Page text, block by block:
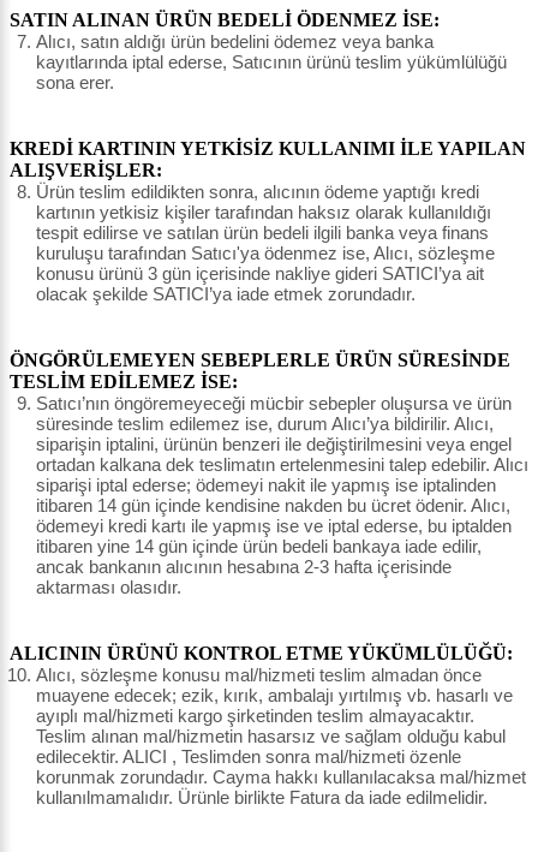
SATIN ALINAN ÜRÜN BEDELİ ÖDENMEZ İSE:
Alıcı, satın aldığı ürün bedelini ödemez veya banka
kayıtlarında iptal ederse, Satıcının ürünü teslim yükümlülüğü
sona erer.
KREDİ KARTININ YETKİSİZ KULLANIMI İLE YAPILAN
ALIŞVERİŞLER:
Ürün teslim edildikten sonra, alıcının ödeme yaptığı kredi
kartının yetkisiz kişiler tarafından haksız olarak kullanıldığı
tespit edilirse ve satılan ürün bedeli ilgili banka veya finans
kuruluşu tarafından Satıcı'ya ödenmez ise, Alıcı, sözleşme
konusu ürünü 3 gün içerisinde nakliye gideri SATICI’ya ait
olacak şekilde SATICI’ya iade etmek zorundadır.
ÖNGÖRÜLEMEYEN SEBEPLERLE ÜRÜN SÜRESİNDE
TESLİM EDİLEMEZ İSE:
Satıcı’nın öngöremeyeceği mücbir sebepler oluşursa ve ürün
süresinde teslim edilemez ise, durum Alıcı’ya bildirilir. Alıcı,
siparişin iptalini, ürünün benzeri ile değiştirilmesini veya engel
ortadan kalkana dek teslimatın ertelenmesini talep edebilir. Alıcı
siparişi iptal ederse; ödemeyi nakit ile yapmış ise iptalinden
itibaren 14 gün içinde kendisine nakden bu ücret ödenir. Alıcı,
ödemeyi kredi kartı ile yapmış ise ve iptal ederse, bu iptalden
itibaren yine 14 gün içinde ürün bedeli bankaya iade edilir,
ancak bankanın alıcının hesabına 2-3 hafta içerisinde
aktarması olasıdır.
ALICININ ÜRÜNÜ KONTROL ETME YÜKÜMLÜLÜĞÜ:
Alıcı, sözleşme konusu mal/hizmeti teslim almadan önce
muayene edecek; ezik, kırık, ambalajı yırtılmış vb. hasarlı ve
ayıplı mal/hizmeti kargo şirketinden teslim almayacaktır.
Teslim alınan mal/hizmetin hasarsız ve sağlam olduğu kabul
edilecektir. ALICI , Teslimden sonra mal/hizmeti özenle
korunmak zorundadır. Cayma hakkı kullanılacaksa mal/hizmet
kullanılmamalıdır. Ürünle birlikte Fatura da iade edilmelidir.